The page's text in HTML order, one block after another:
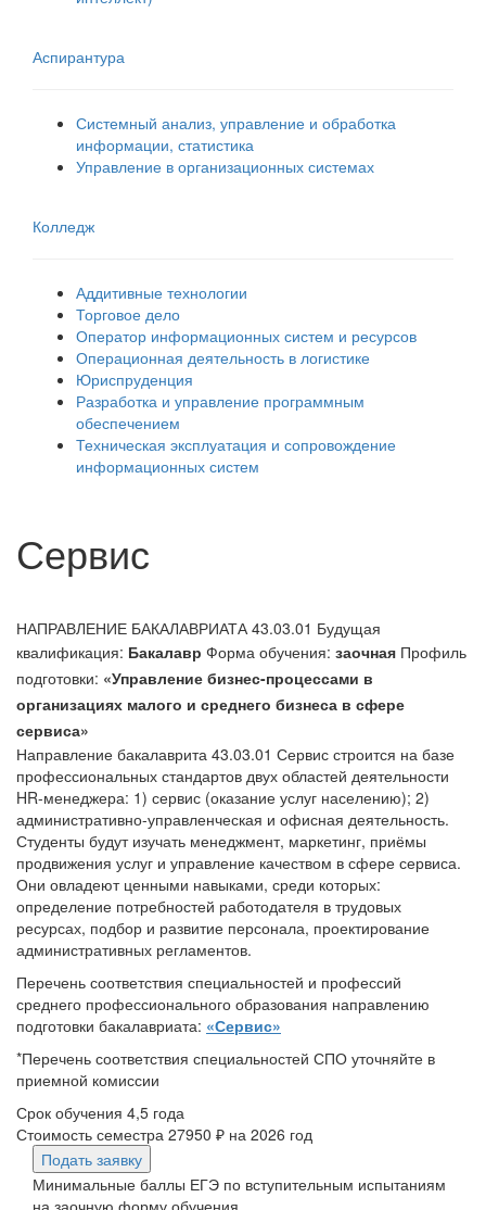
Аспирантура
Системный анализ, управление и обработка
информации, статистика
Управление в организационных системах
Колледж
Аддитивные технологии
Торговое дело
Оператор информационных систем и ресурсов
Операционная деятельность в логистике
Юриспруденция
Разработка и управление программным
обеспечением
Техническая эксплуатация и сопровождение
информационных систем
Сервис
НАПРАВЛЕНИЕ БАКАЛАВРИАТА 43.03.01 Будущая
квалификация: Бакалавр Форма обучения: заочная Профиль
подготовки: «Управление бизнес-процессами в
организациях малого и среднего бизнеса в сфере
сервиса»
Направление бакалаврита 43.03.01 Сервис строится на базе
профессиональных стандартов двух областей деятельности
HR-менеджера: 1) сервис (оказание услуг населению); 2)
административно-управленческая и офисная деятельность.
Студенты будут изучать менеджмент, маркетинг, приёмы
продвижения услуг и управление качеством в сфере сервиса.
Они овладеют ценными навыками, среди которых:
определение потребностей работодателя в трудовых
ресурсах, подбор и развитие персонала, проектирование
административных регламентов.
Перечень соответствия специальностей и профессий
среднего профессионального образования направлению
подготовки бакалавриата: «Сервис»
*Перечень соответствия специальностей СПО уточняйте в
приемной комиссии
Срок обучения 4,5 года
Стоимость семестра 27950 ₽ на 2026 год
Подать заявку
Минимальные баллы ЕГЭ по вступительным испытаниям
на заочную форму обучения